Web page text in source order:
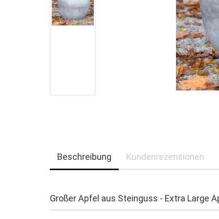
Beschreibung Kundenrezensionen
Großer Apfel aus Steinguss - Extra Large